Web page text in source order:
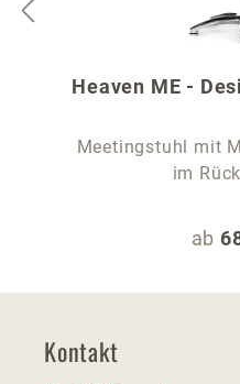
Heaven ME -
Meetingstuhl mit
im
ab
Kontakt